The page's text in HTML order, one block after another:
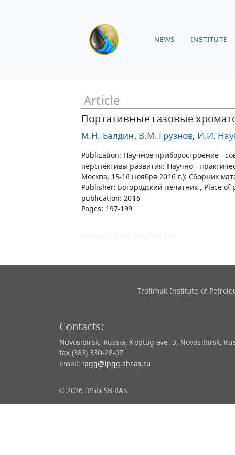
NEWS INSTITUTE
Article
Портативные газовые
М.Н. Балдин, В.М. Грузнов, И.И.
Publication: Научное приборостроение -
перспективы развития: Научно -
Москва, 15-16 ноября 2016 г.): Сборник
Publisher: Богородский печатник , Place
publication: 2016
Pages: 197-199
Trofimuk Institute of
Contacts:
Novosibirsk, Russia, Koptug ave. 3, Novosibirsk,
fax (383) 330-28-07
email: ipgg@ipgg.sbras.ru
© 2026 IPGG SB RAS